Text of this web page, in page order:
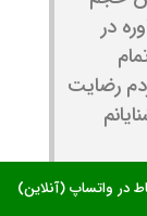
در
رضایت
در واتساپ (آنلاین)